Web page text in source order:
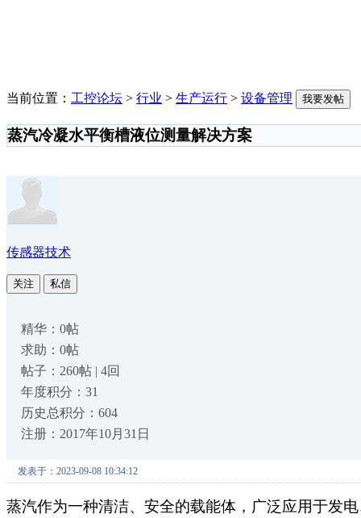
当前位置： 工控论坛 > 行业 > 生产运行 > 设备管理 我要发帖
蒸汽冷凝水平衡槽液位测量解决方案
传感器技术
关注 私信
精华：0帖
求助：0帖
帖子：260帖 | 4回
年度积分：31
历史总积分：604
注册：2017年10月31日
发表于：2023-09-08 10:34:12
蒸汽作为一种清洁、安全的载能体，广泛应用于发